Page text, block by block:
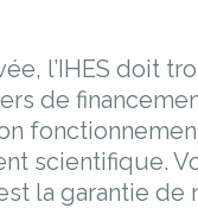
l’IHES doit
de
scientifique.
la garantie de